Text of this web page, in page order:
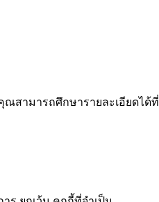
สามารถศึกษารายละเอียดได้ที่